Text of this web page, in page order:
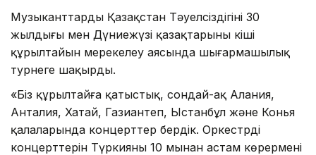
Музыканттарды Қазақстан Тәуелсіздігінің 30
жылдығы мен Дүниежүзі қазақтарының кіші
құрылтайын мерекелеу аясында шығармашылық
турнеге шақырды.
«Біз құрылтайға қатыстық, сондай-ақ Алания,
Анталия, Хатай, Газиантеп, Ыстанбұл және Конья
қалаларында концерттер бердік. Оркестрдің
концерттерін Түркияның 10 мыңнан астам көрермені